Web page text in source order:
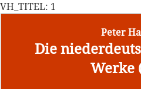
VH_TITEL: 1
Peter
Die
Werke